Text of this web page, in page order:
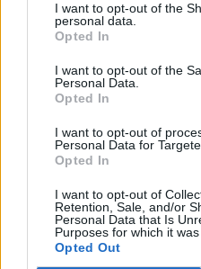
I want to opt-out of the
personal data.
Opted In
I want to opt-out of the
Personal Data.
Opted In
I want to opt-out of
Personal Data for
Opted In
I want to opt-out of
Retention, Sale, and/or
Personal Data that Is
Purposes for which it was
Opted Out
Profil
Sledované diskuze
Kamarád:
Říká o mně: